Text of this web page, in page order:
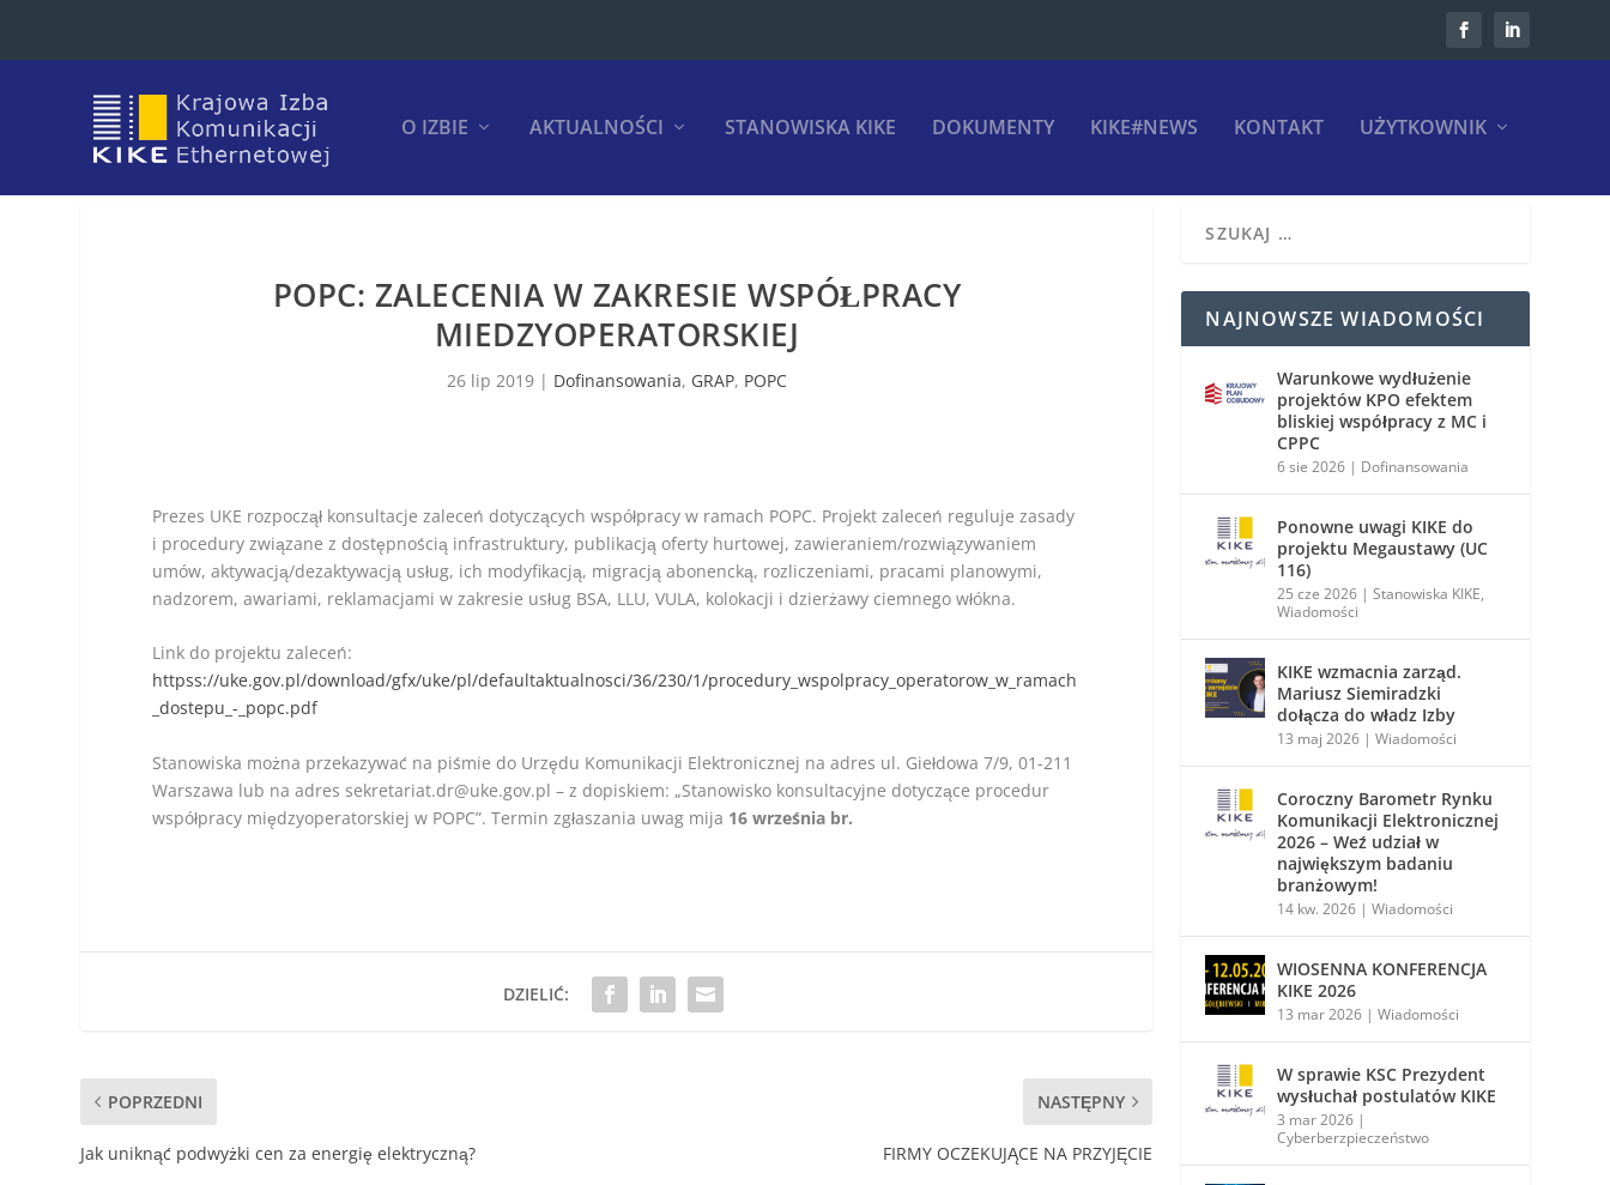
O IZBIE AKTUALNOŚCI STANOWISKA KIKE DOKUMENTY KIKE#NEWS KONTAKT UŻYTKOWNIK
POPC: ZALECENIA W ZAKRESIE WSPÓŁPRACY
MIEDZYOPERATORSKIEJ
26 lip 2019| Dofinansowania, GRAP, POPC
Prezes UKE rozpoczął konsultacje zaleceń dotyczących współpracy w ramach POPC. Projekt zaleceń reguluje zasady
i procedury związane z dostępnością infrastruktury, publikacją oferty hurtowej, zawieraniem/rozwiązywaniem
umów, aktywacją/dezaktywacją usług, ich modyfikacją, migracją abonencką, rozliczeniami, pracami planowymi,
nadzorem, awariami, reklamacjami w zakresie usług BSA, LLU, VULA, kolokacji i dzierżawy ciemnego włókna.
Link do projektu zaleceń:
httpss://uke.gov.pl/download/gfx/uke/pl/defaultaktualnosci/36/230/1/procedury_wspolpracy_operatorow_w_ramach
_dostepu_-_popc.pdf
Stanowiska można przekazywać na piśmie do Urzędu Komunikacji Elektronicznej na adres ul. Giełdowa 7/9, 01-211
Warszawa lub na adres sekretariat.dr@uke.gov.pl – z dopiskiem: „Stanowisko konsultacyjne dotyczące procedur
współpracy międzyoperatorskiej w POPC”. Termin zgłaszania uwag mija 16 września br.
DZIELIĆ:
POPRZEDNI
Jak uniknąć podwyżki cen za energię elektryczną?
NASTĘPNY
FIRMY OCZEKUJĄCE NA PRZYJĘCIE
NAJNOWSZE WIADOMOŚCI
Warunkowe wydłużenie
projektów KPO efektem
bliskiej współpracy z MC i
CPPC
6 sie 2026 | Dofinansowania
Ponowne uwagi KIKE do
projektu Megaustawy (UC
116)
25 cze 2026 |Stanowiska KIKE,
Wiadomości
KIKE wzmacnia zarząd.
Mariusz Siemiradzki
dołącza do władz Izby
13 maj 2026 |Wiadomości
Coroczny Barometr Rynku
Komunikacji Elektronicznej
2026 – Weź udział w
największym badaniu
branżowym!
14 kw. 2026 |Wiadomości
WIOSENNA KONFERENCJA
KIKE 2026
13 mar 2026 |Wiadomości
W sprawie KSC Prezydent
wysłuchał postulatów KIKE
3 mar 2026 |
Cyberberzpieczeństwo